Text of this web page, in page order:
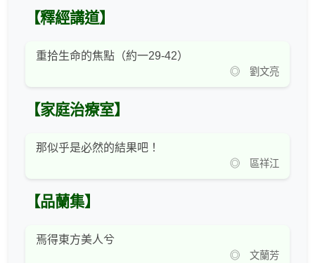
【釋經講道】
重拾生命的焦點（約一29-42）
◎ 劉文亮
【家庭治療室】
那似乎是必然的結果吧！
◎ 區祥江
【品蘭集】
焉得東方美人兮
◎ 文蘭芳